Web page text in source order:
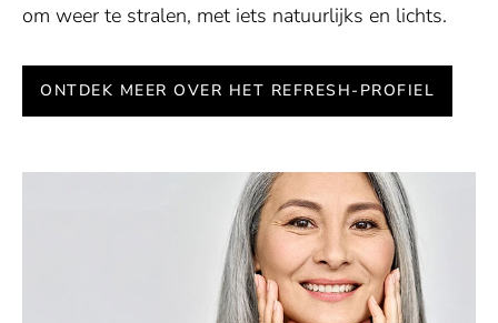
om weer te stralen, met iets natuurlijks en lichts.
ONTDEK MEER OVER HET REFRESH-PROFIEL